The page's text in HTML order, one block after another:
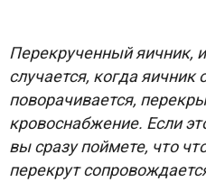
Перекрученный яичник,
случается, когда яичник
поворачивается,
кровоснабжение. Если
вы сразу поймете, что
перекрут